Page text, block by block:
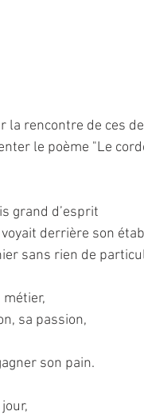
la rencontre de ces
le poème "Le
grand d’esprit
voyait derrière son
sans rien de
sa passion,
son pain.